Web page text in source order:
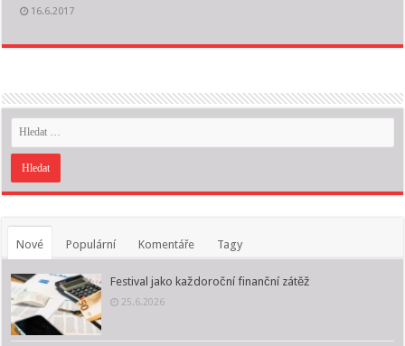
16.6.2017
Nové Populární Komentáře Tagy
Festival jako každoroční finanční zátěž
25.6.2026